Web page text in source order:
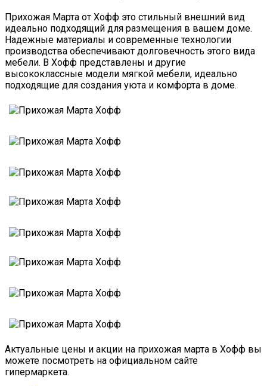
Прихожая Марта от Хофф это стильный внешний вид
идеально подходящий для размещения в вашем доме.
Надежные материалы и современные технологии
производства обеспечивают долговечность этого вида
мебели. В Хофф представлены и другие
высококлассные модели мягкой мебели, идеально
подходящие для создания уюта и комфорта в доме.
Актуальные цены и акции на прихожая марта в Хофф вы
можете посмотреть на официальном сайте
гипермаркета.